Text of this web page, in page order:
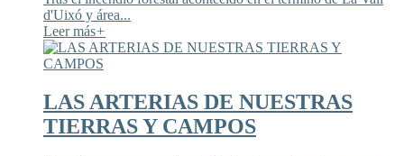
d'Uixó y área...
Leer más+
LAS ARTERIAS DE NUESTRAS
TIERRAS Y CAMPOS